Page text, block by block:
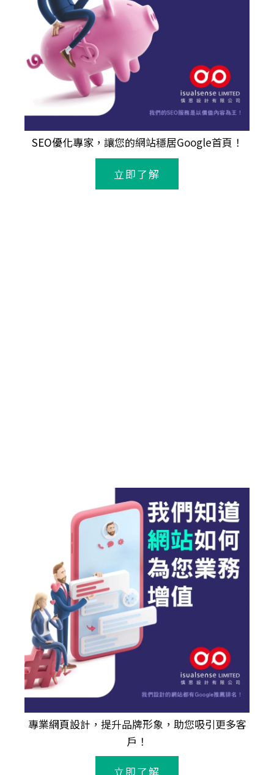
SEO優化專家，讓您的網站穩居Google首頁！
立即了解
專業網頁設計 ，提升品牌形象，助您吸引更多客
戶！
立即了解